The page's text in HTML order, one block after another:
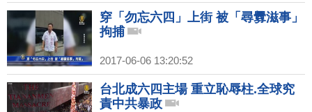
穿「勿忘六四」上街 被「尋釁滋事」
拘捕
2017-06-06 13:20:52
台北成六四主場 重立恥辱柱.全球究
責中共暴政